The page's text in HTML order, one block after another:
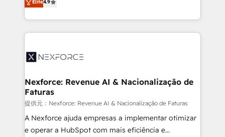
Brazil, and LATAM, we combine global expertise with
regional experience. Today, we are Brazil’s largest
HubSpot Elite Partner—trusted by companies across
Implementation & Migration Onboarding across all
Station, Freshdesk, Intercom, and more. Custom
objects, automations, and integrations built for
growth. 🚀 AI-Driven GTM Orchestration Unify
HubSpot with LinkedIn, WhatsApp, email, paid
media, and AI voice to drive pipeline. 🤖 AI Custom
Elite4.9
Nexforce: Revenue AI & Nacionalização de
Faturas
提供元：Nexforce: Revenue AI & Nacionalização de Faturas
A Nexforce ajuda empresas a implementar otimizar
e operar a HubSpot com mais eficiência e